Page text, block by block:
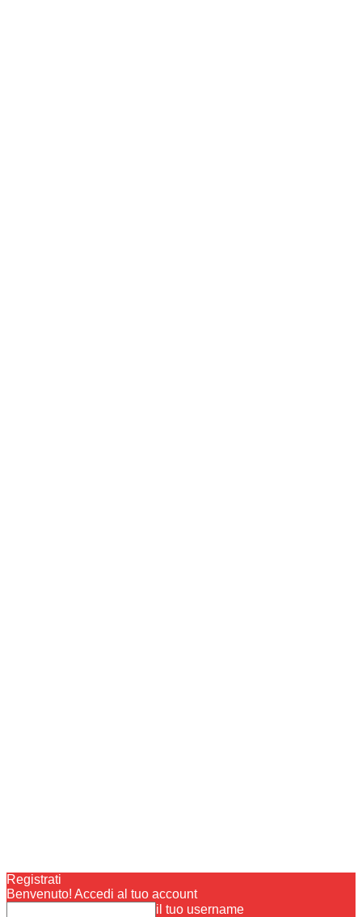
Registrati
Benvenuto! Accedi al tuo account
il tuo username